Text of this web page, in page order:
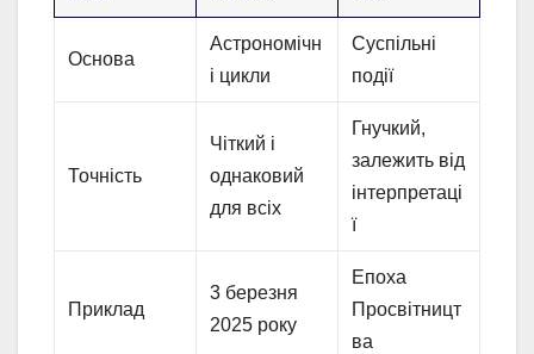
Основа
Астрономічн
і цикли
Суспільні
події
Точність
Чіткий і
однаковий
для всіх
Гнучкий,
залежить від
інтерпретаці
ї
Приклад
3 березня
2025 року
Епоха
Просвітницт
ва